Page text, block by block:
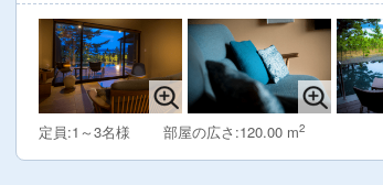
定員:1～3名様 部屋の広さ:120.00 m2